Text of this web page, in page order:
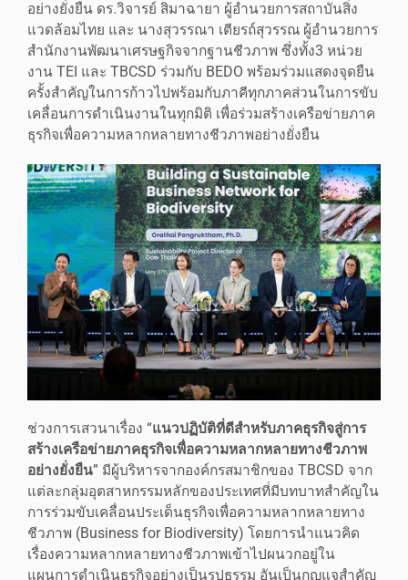
อย่างยั่งยืน ดร.วิจารย์ สิมาฉายา ผู้อำนวยการสถาบันสิ่ง
แวดล้อมไทย และ นางสุวรรณา เตียรถ์สุวรรณ ผู้อำนวยการ
สำนักงานพัฒนาเศรษฐกิจจากฐานชีวภาพ ซึ่งทั้ง3 หน่วย
งาน TEI และ TBCSD ร่วมกับ BEDO พร้อมร่วมแสดงจุดยืน
ครั้งสำคัญในการก้าวไปพร้อมกับภาคีทุกภาคส่วนในการขับ
เคลื่อนการดำเนินงานในทุกมิติ เพื่อร่วมสร้างเครือข่ายภาค
ธุรกิจเพื่อความหลากหลายทางชีวภาพอย่างยั่งยืน
ช่วงการเสวนาเรื่อง “แนวปฏิบัติที่ดีสำหรับภาคธุรกิจสู่การ
สร้างเครือข่ายภาคธุรกิจเพื่อความหลากหลายทางชีวภาพ
อย่างยั่งยืน” มีผู้บริหารจากองค์กรสมาชิกของ TBCSD จาก
แต่ละกลุ่มอุตสาหกรรมหลักของประเทศที่มีบทบาทสำคัญใน
การร่วมขับเคลื่อนประเด็นธุรกิจเพื่อความหลากหลายทาง
ชีวภาพ (Business for Biodiversity) โดยการนำแนวคิด
เรื่องความหลากหลายทางชีวภาพเข้าไปผนวกอยู่ใน
แผนการดำเนินธุรกิจอย่างเป็นรูปธรรม อันเป็นกุญแจสำคัญ